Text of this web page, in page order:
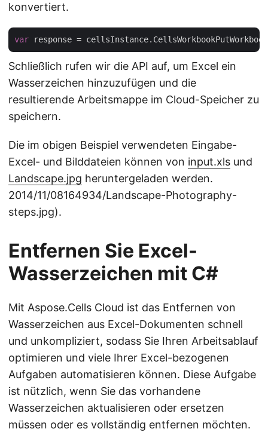
konvertiert.
var response =
Schließlich rufen wir die API auf, um Excel ein
Wasserzeichen hinzuzufügen und die
resultierende Arbeitsmappe im Cloud-Speicher zu
speichern.
Die im obigen Beispiel verwendeten Eingabe-
Excel- und Bilddateien können von input.xls und
Landscape.jpg heruntergeladen werden.
2014/11/08164934/Landscape-Photography-
steps.jpg).
Entfernen Sie Excel-
Wasserzeichen mit C#
Mit Aspose.Cells Cloud ist das Entfernen von
Wasserzeichen aus Excel-Dokumenten schnell
und unkompliziert, sodass Sie Ihren Arbeitsablauf
optimieren und viele Ihrer Excel-bezogenen
Aufgaben automatisieren können. Diese Aufgabe
ist nützlich, wenn Sie das vorhandene
Wasserzeichen aktualisieren oder ersetzen
müssen oder es vollständig entfernen möchten.